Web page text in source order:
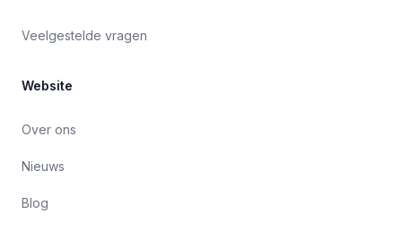
Veelgestelde vragen
Website
Over ons
Nieuws
Blog